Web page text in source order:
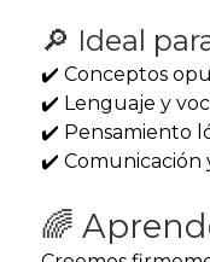
🔎 Ideal
✔️ Conceptos
✔️ Lenguaje y
✔️ Pensamiento
✔️ Comunicación
🌈